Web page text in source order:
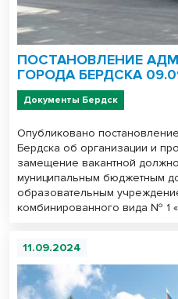
ПОСТАНОВЛЕНИЕ
ГОРОДА БЕРДСКА
Документы Бердск
Опубликовано
Бердска об организации и
замещение вакантной
муниципальным бюджетным
образовательным
комбинированного вида № 1
11.09.2024